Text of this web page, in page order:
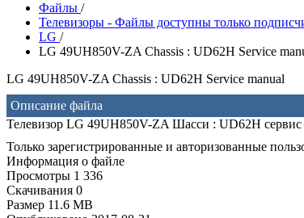
Файлы /
Телевизоры - Файлы доступны только
LG /
LG 49UH850V-ZA Chassis : UD62H Service
LG 49UH850V-ZA Chassis : UD62H Service manual
Описание файла
Телевизор LG 49UH850V-ZA Шасси : UD62H сервис
Только зарегистрированные и авторизованные
Информация о файле
Просмотры 1 336
Скачивания 0
Размер 11.6 MB